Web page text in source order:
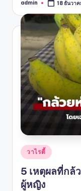
Posted
admin 18 ธันวา
Posted
in
วาไรตี้
5 เหตุผลที่กล้
ผู้หญิง